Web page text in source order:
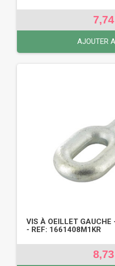
AJOUTER
VIS À OEILLET GAUCHE
- REF: 1661408M1KR